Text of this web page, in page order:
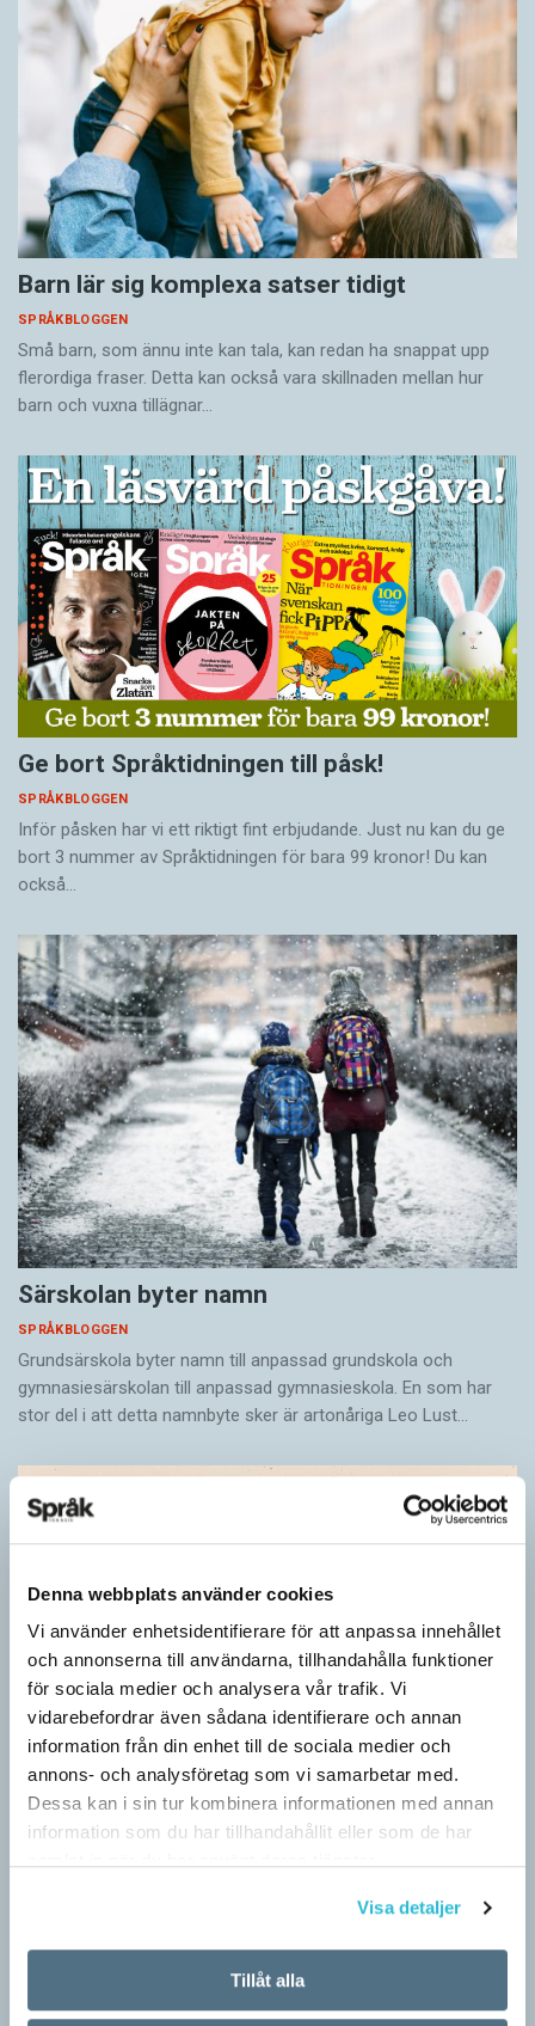
Denna webbplats använder cookies
Vi använder enhetsidentifierare för att anpassa innehållet
och annonserna till användarna, tillhandahålla funktioner
för sociala medier och analysera vår trafik. Vi
vidarebefordrar även sådana identifierare och annan
information från din enhet till de sociala medier och
annons- och analysföretag som vi samarbetar med.
Dessa kan i sin tur kombinera informationen med annan
information som du har tillhandahållit eller som de har
Visa detaljer
Tillåt alla
Barn lär sig komplexa satser tidigt
SPRÅKBLOGGEN
Små barn, som ännu inte kan tala, kan redan ha snappat upp
flerordiga fraser. Detta kan också vara skillnaden mellan hur
barn och vuxna tillägnar…
Ge bort Språktidningen till påsk!
SPRÅKBLOGGEN
Inför påsken har vi ett riktigt fint erbjudande. Just nu kan du ge
bort 3 nummer av Språktidningen för bara 99 kronor! Du kan
också…
Särskolan byter namn
SPRÅKBLOGGEN
Grundsärskola byter namn till anpassad grundskola och
gymnasiesärskolan till anpassad gymnasieskola. En som har
stor del i att detta namnbyte sker är artonåriga Leo Lust…
Pressmeddelande: Hjovisst älskar vi